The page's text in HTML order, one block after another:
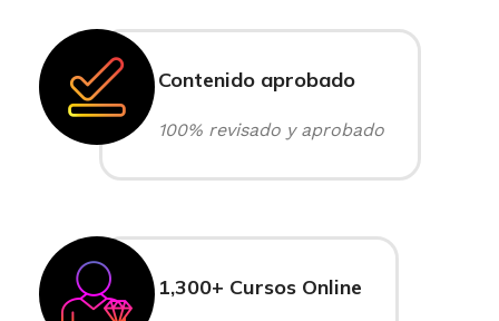
Contenido aprobado
100% revisado y aprobado
1,300+ Cursos Online